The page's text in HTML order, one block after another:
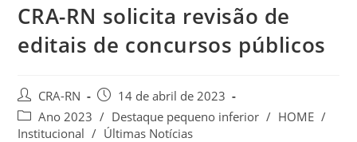
CRA-RN solicita revisão de
editais de concursos públicos
Autor
do
post:
CRA-RN
Post
publicado:
14 de abril de 2023
Categoria
do
Ano 2023 / Destaque pequeno inferior / HOME /
Institucional / Últimas Notícias